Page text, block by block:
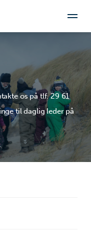
os på tlf. 29 61
til daglig leder på